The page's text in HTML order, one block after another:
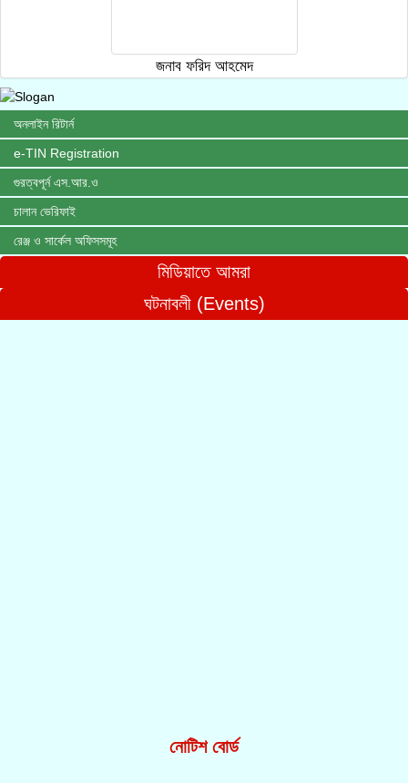
জনাব ফরিদ আহমেদ
অনলাইন রিটার্ন
e-TIN Registration
গুরত্বপূর্ন এস.আর.ও
চালান ভেরিফাই
রেঞ্জ ও সার্কেল অফিসসমূহ
মিডিয়াতে আমরা
ঘটনাবলী (Events)
নোটিশ বোর্ড